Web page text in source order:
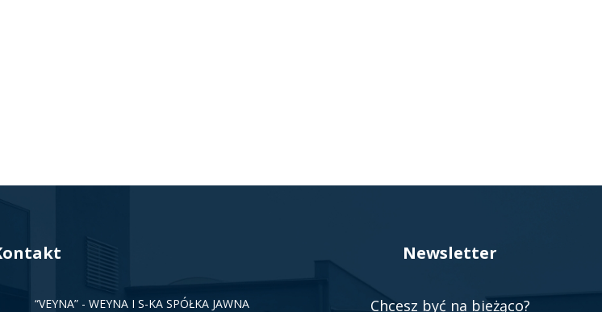
“VEYNA” - WEYNA I S-KA SPÓŁKA JAWNA
Newsletter
Chcesz być na bieżąco?